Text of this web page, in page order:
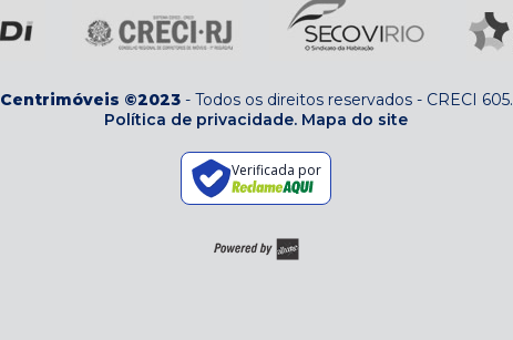
Centrimóveis ©2023- Todos os direitos reservados- CRECI 605.
Política de privacidade. Mapa do site
Verificada por